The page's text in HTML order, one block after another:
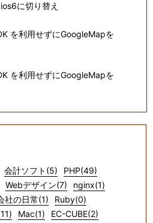
に切り替え
を利用せずにGoogleMapを
を利用せずにGoogleMapを
会計ソフト(5)
PHP(49)
Webデザイン(7)
nginx(1)
社の日常(1)
Ruby(0)
Mac(1) EC-CUBE(2)